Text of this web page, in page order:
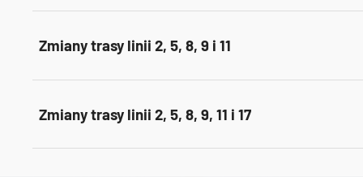
Zmiany trasy linii 2, 5, 8, 9 i 11
Zmiany trasy linii 2, 5, 8, 9, 11 i 17